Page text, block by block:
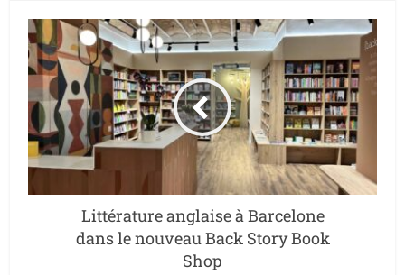
Littérature anglaise à Barcelone
dans le nouveau Back Story Book
Shop